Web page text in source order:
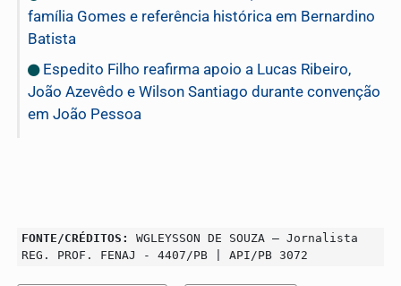
família Gomes e referência histórica em Bernardino
Batista
Espedito Filho reafirma apoio a Lucas Ribeiro,
João Azevêdo e Wilson Santiago durante convenção
em João Pessoa
FONTE/CRÉDITOS:
WGLEYSSON DE SOUZA – Jornalista
REG. PROF. FENAJ - 4407/PB | API/PB 3072